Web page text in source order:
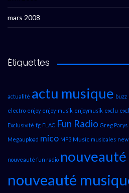
mars 2008
Étiquettes
actualité actu musique buzz
electro enjoy enjoy-musik enjoymusik exclu
Exclusivité fg FLAC Fun Radio Greg Parys
Megaupload mico MP3 Music musicales
nouveauté fun radio
nouveauté